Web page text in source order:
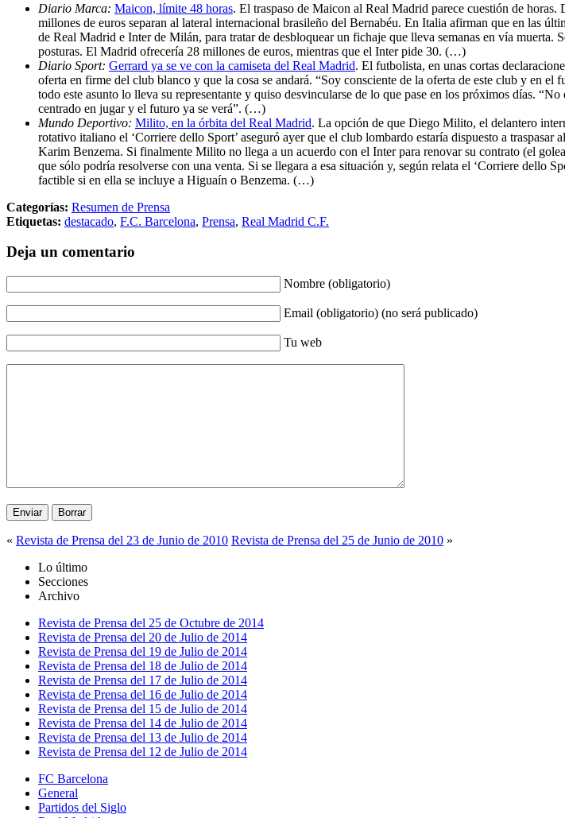
Diario Marca: Maicon, límite 48 horas. El traspaso de Maicon al Real Madrid parece cuestión de horas.
millones de euros separan al lateral internacional brasileño del Bernabéu. En Italia afirman que en las
de Real Madrid e Inter de Milán, para tratar de desbloquear un fichaje que lleva semanas en vía
posturas. El Madrid ofrecería 28 millones de euros, mientras que el Inter pide 30. (…)
Diario Sport: Gerrard ya se ve con la camiseta del Real Madrid. El futbolista, en unas cortas
oferta en firme del club blanco y que la cosa se andará. “Soy consciente de la oferta de este club y en
todo este asunto lo lleva su representante y quiso desvincularse de lo que pase en los próximos días.
centrado en jugar y el futuro ya se verá”. (…)
Mundo Deportivo: Milito, en la órbita del Real Madrid. La opción de que Diego Milito, el delantero
rotativo italiano el ‘Corriere dello Sport’ aseguró ayer que el club lombardo estaría dispuesto a
Karim Benzema. Si finalmente Milito no llega a un acuerdo con el Inter para renovar su contrato (el
que sólo podría resolverse con una venta. Si se llegara a esa situación y, según relata el ‘Corriere dello
factible si en ella se incluye a Higuaín o Benzema. (…)
Categorías: Resumen de Prensa
Etiquetas: destacado, F.C. Barcelona, Prensa, Real Madrid C.F.
Deja un comentario
Nombre (obligatorio)
Email (obligatorio) (no será publicado)
Tu web
« Revista de Prensa del 23 de Junio de 2010 Revista de Prensa del 25 de Junio de 2010 »
Lo último
Secciones
Archivo
Revista de Prensa del 25 de Octubre de 2014
Revista de Prensa del 20 de Julio de 2014
Revista de Prensa del 19 de Julio de 2014
Revista de Prensa del 18 de Julio de 2014
Revista de Prensa del 17 de Julio de 2014
Revista de Prensa del 16 de Julio de 2014
Revista de Prensa del 15 de Julio de 2014
Revista de Prensa del 14 de Julio de 2014
Revista de Prensa del 13 de Julio de 2014
Revista de Prensa del 12 de Julio de 2014
FC Barcelona
General
Partidos del Siglo